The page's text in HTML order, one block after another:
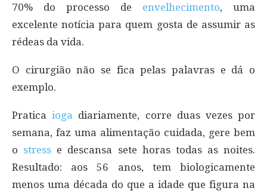
70% do processo de envelhecimento, uma
excelente notícia para quem gosta de assumir as
rédeas da vida.
O cirurgião não se fica pelas palavras e dá o
exemplo.
Praticaioga diariamente, corre duas vezes por
semana, faz uma alimentação cuidada, gere bem
o stress e descansa sete horas todas as noites.
Resultado: aos 56 anos, tem biologicamente
menos uma década do que a idade que figura na